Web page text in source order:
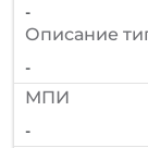
-
Описание
-
МПИ
-